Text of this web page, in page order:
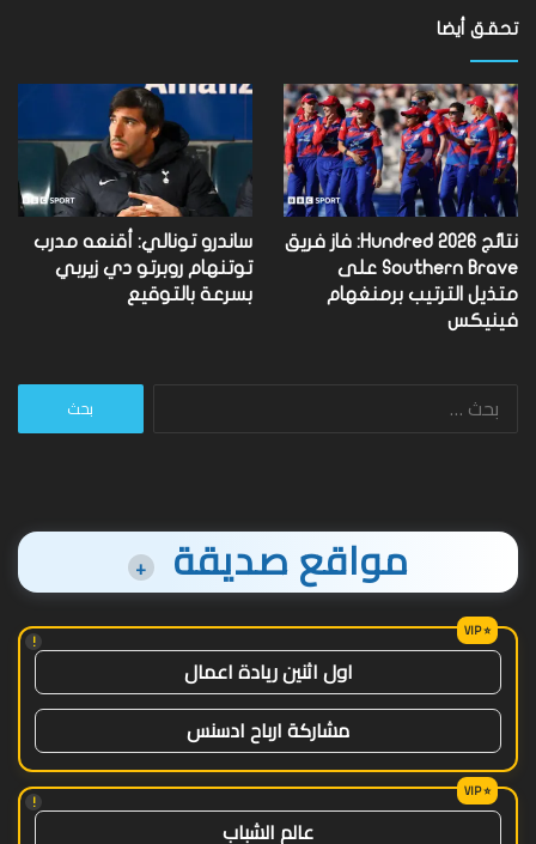
تحقق أيضا
نتائج Hundred 2026: فاز فريق
Southern Brave على
متذيل الترتيب برمنغهام
فينيكس
ساندرو تونالي: أقنعه مدرب
توتنهام روبرتو دي زيربي
بسرعة بالتوقيع
البحث
مواقع صديقة +
!
اول اثنين ريادة اعمال
مشاركة ارباح ادسنس
!
عالم الشباب